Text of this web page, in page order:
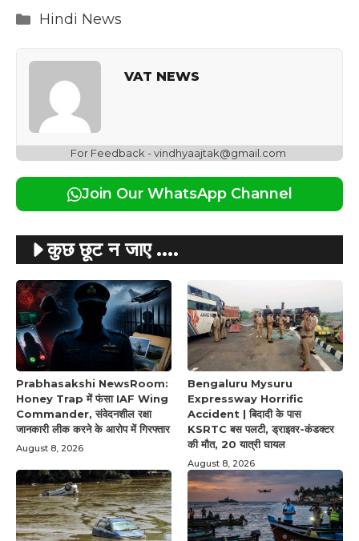
Categories
Hindi News
VAT NEWS
For Feedback - vindhyaajtak@gmail.com
Join Our WhatsApp Channel
कुछ छूट न जाए ....
Prabhasakshi NewsRoom:
Honey Trap में फंसा IAF Wing
Commander, संवेदनशील रक्षा
जानकारी लीक करने के आरोप में गिरफ्तार
August 8, 2026
Bengaluru Mysuru
Expressway Horrific
Accident | बिदादी के पास
KSRTC बस पलटी, ड्राइवर-कंडक्टर
की मौत, 20 यात्री घायल
August 8, 2026